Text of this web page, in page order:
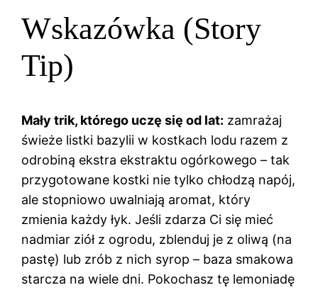
Wskazówka (Story
Tip)
Mały trik, którego uczę się od lat: zamrażaj
świeże listki bazylii w kostkach lodu razem z
odrobiną ekstra ekstraktu ogórkowego – tak
przygotowane kostki nie tylko chłodzą napój,
ale stopniowo uwalniają aromat, który
zmienia każdy łyk. Jeśli zdarza Ci się mieć
nadmiar ziół z ogrodu, zblenduj je z oliwą (na
pastę) lub zrób z nich syrop – baza smakowa
starcza na wiele dni. Pokochasz tę lemoniadę